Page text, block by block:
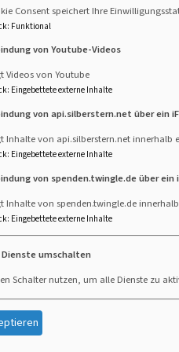
immer den
535.22 KB
Pfarramt Christuskirche,
Fußbereichsmenü
Consent speichert Ihre
: Funktional
von Youtube-Videos
Videos von Youtube
: Eingebettete externe Inhalte
von api.silberstern.net über ein
Inhalte von api.silberstern.net innerhalb
: Eingebettete externe Inhalte
von spenden.twingle.de über ein
Inhalte von spenden.twingle.de
: Eingebettete externe Inhalte
umschalten
Schalter nutzen, um alle Dienste zu